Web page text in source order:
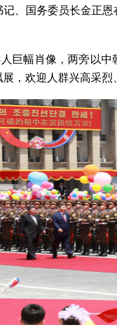
、国务委员长金正
巨幅肖像，两旁以中
，欢迎人群兴高采烈